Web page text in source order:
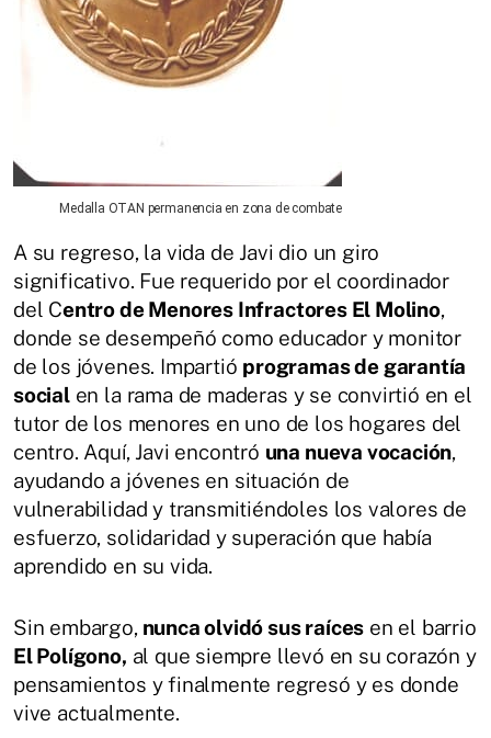
Medalla OTAN permanencia en zona de combate
A su regreso, la vida de Javi dio un giro
significativo. Fue requerido por el coordinador
del Centro de Menores Infractores El Molino,
donde se desempeñó como educador y monitor
de los jóvenes. Impartió programas de garantía
socialen la rama de maderas y se convirtió en el
tutor de los menores en uno de los hogares del
centro. Aquí, Javi encontró una nueva vocación,
ayudando a jóvenes en situación de
vulnerabilidad y transmitiéndoles los valores de
esfuerzo, solidaridad y superación que había
aprendido en su vida.
Sin embargo, nunca olvidó sus raíces en el barrio
El Polígono, al que siempre llevó en su corazón y
pensamientos y finalmente regresó y es donde
vive actualmente.